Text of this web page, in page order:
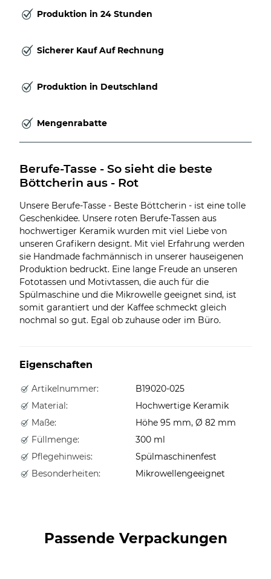
Produktion in 24 Stunden
Sicherer Kauf Auf Rechnung
Produktion in Deutschland
Mengenrabatte
Berufe-Tasse - So sieht die beste
Böttcherin aus - Rot
Unsere Berufe-Tasse - Beste Böttcherin - ist eine tolle
Geschenkidee. Unsere roten Berufe-Tassen aus
hochwertiger Keramik wurden mit viel Liebe von
unseren Grafikern designt. Mit viel Erfahrung werden
sie Handmade fachmännisch in unserer hauseigenen
Produktion bedruckt. Eine lange Freude an unseren
Fototassen und Motivtassen, die auch für die
Spülmaschine und die Mikrowelle geeignet sind, ist
somit garantiert und der Kaffee schmeckt gleich
nochmal so gut. Egal ob zuhause oder im Büro.
Eigenschaften
Artikelnummer:
B19020-025
Material:
Hochwertige Keramik
Maße:
Höhe 95 mm, Ø 82 mm
Füllmenge:
300 ml
Pflegehinweis:
Spülmaschinenfest
Besonderheiten:
Mikrowellengeeignet
Passende Verpackungen